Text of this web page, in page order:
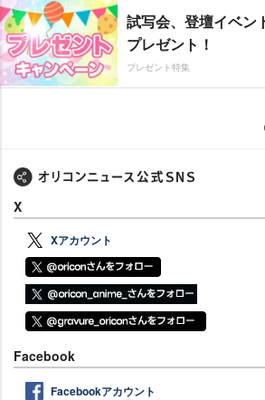
試写会、登壇イベン
プレゼント！
プレゼント特集
X
Xアカウント
Facebook
Facebookアカウント